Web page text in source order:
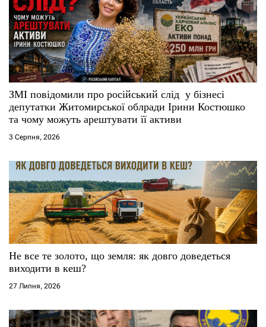
п
и
с
і
в
ЗМІ повідомили про російський слід у бізнесі
депутатки Житомирської облради Ірини Костюшко
та чому можуть арештувати її активи
3 Серпня, 2026
Не все те золото, що земля: як довго доведеться
виходити в кеш?
27 Липня, 2026